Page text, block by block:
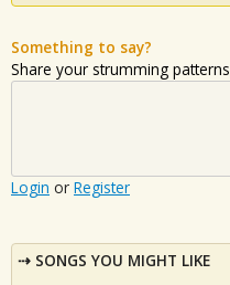
Something to say?
Share your strumming
Login or Register
SONGS YOU MIGHT LIKE